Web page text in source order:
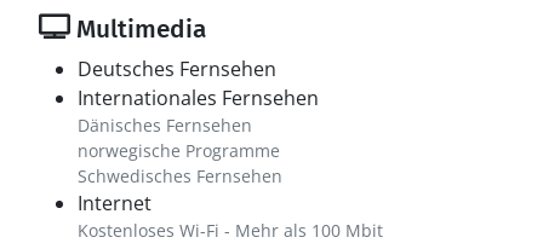
Multimedia
Deutsches Fernsehen
Internationales Fernsehen
Dänisches Fernsehen
norwegische Programme
Schwedisches Fernsehen
Internet
Kostenloses Wi-Fi - Mehr als 100 Mbit